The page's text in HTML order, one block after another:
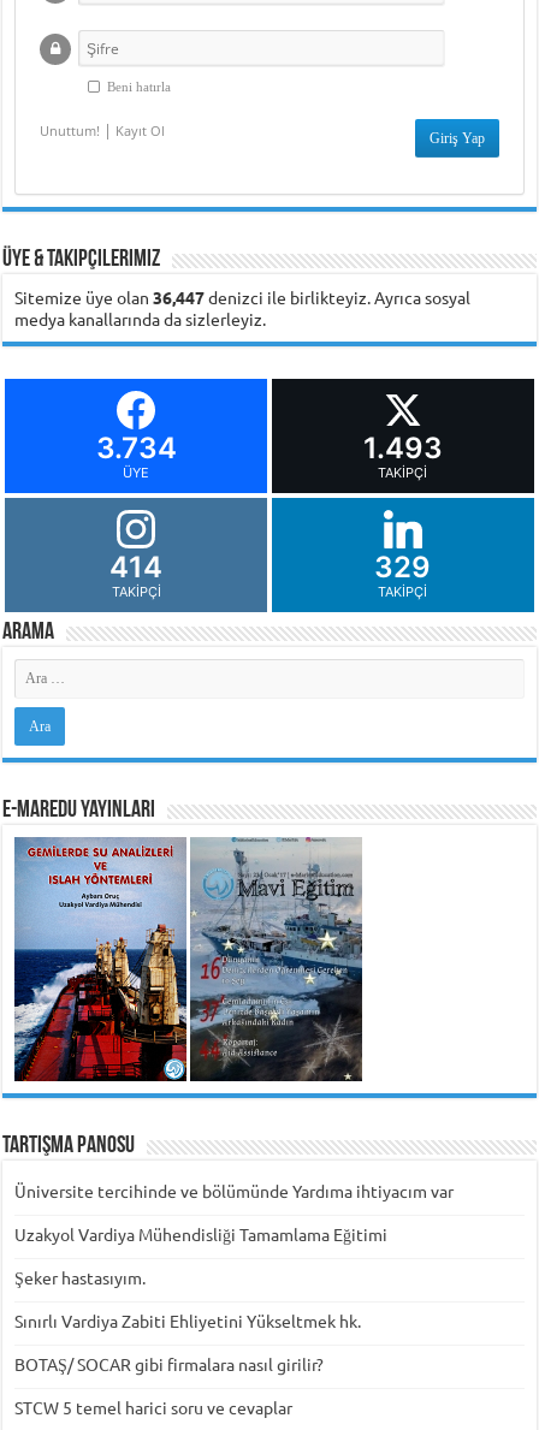
Beni hatırla
Unuttum! | Kayıt Ol
Üye & Takipçilerimiz
Sitemize üye olan36,447denizci ile birlikteyiz. Ayrıca sosyal
medya kanallarında da sizlerleyiz.
3.734
ÜYE
1.493
TAKIPÇI
414
TAKIPÇI
329
TAKIPÇI
Arama
e-MarEdu Yayınları
Tartışma Panosu
Üniversite tercihinde ve bölümünde Yardıma ihtiyacım var
Uzakyol Vardiya Mühendisliği Tamamlama Eğitimi
Şeker hastasıyım.
Sınırlı Vardiya Zabiti Ehliyetini Yükseltmek hk.
BOTAŞ/ SOCAR gibi firmalara nasıl girilir?
STCW 5 temel harici soru ve cevaplar